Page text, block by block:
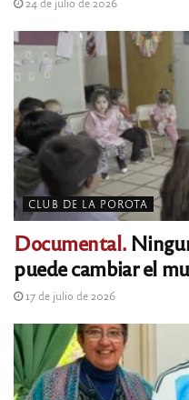
CLUB DE LA POROTA
Documental.
puede cambiar el
17 de julio de 2026